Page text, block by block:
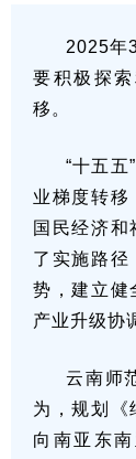
2025年
要积极探
移。
“十五
业梯度转移
国民经济和
了实施路径
势，建立健
产业升级协
云南师
为，规划《
向南亚东